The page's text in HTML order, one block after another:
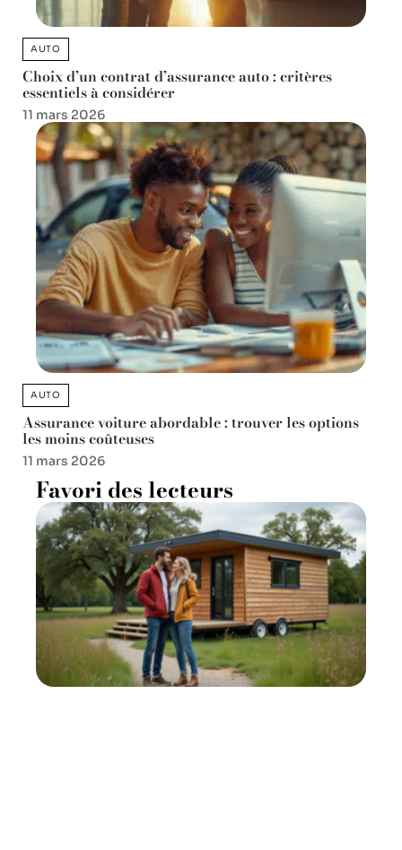
AUTO
Choix d’un contrat d’assurance auto : critères
essentiels à considérer
11 mars 2026
AUTO
Assurance voiture abordable : trouver les options
les moins coûteuses
11 mars 2026
Favori des lecteurs